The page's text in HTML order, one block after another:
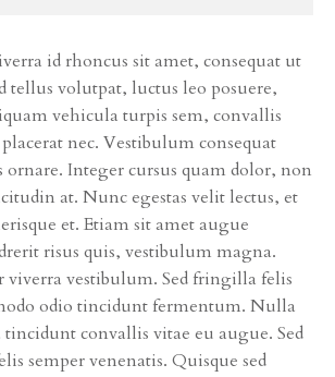
id rhoncus sit amet, consequat ut
tellus volutpat, luctus leo posuere,
vehicula turpis sem, convallis
nec. Vestibulum consequat
Integer cursus quam dolor, non
at. Nunc egestas velit lectus, et
et. Etiam sit amet augue
risus quis, vestibulum magna.
vestibulum. Sed fringilla felis
odio tincidunt fermentum. Nulla
convallis vitae eu augue. Sed
semper venenatis. Quisque sed